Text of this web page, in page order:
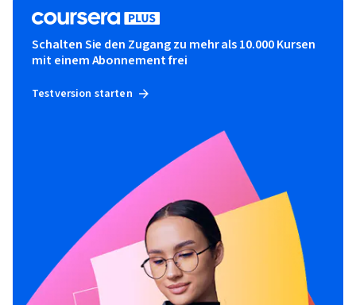
Schalten Sie den Zugang zu mehr als 10.000 Kursen
mit einem Abonnement frei
Testversion starten